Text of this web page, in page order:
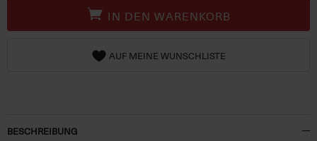
IN DEN WARENKORB
AUF MEINE WUNSCHLISTE
BESCHREIBUNG